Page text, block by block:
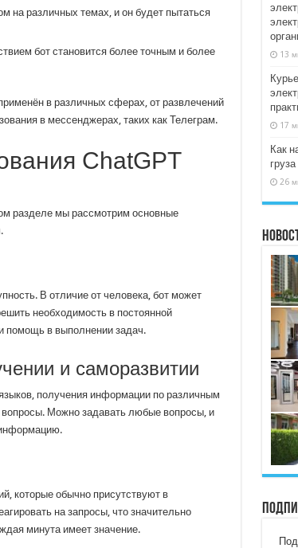
на различных темах, и он будет пытаться
бот становится более точным и более
в различных сферах, от развлечений
в мессенджерах, таких как Телеграм.
ChatGPT
разделе мы рассмотрим основные
В отличие от человека, бот может
необходимость в постоянной
помощь в выполнении задач.
и саморазвитии
получения информации по различным
Можно задавать любые вопросы, и
которые обычно присутствуют в
на запросы, что значительно
минута имеет значение.
13
17
Как
26